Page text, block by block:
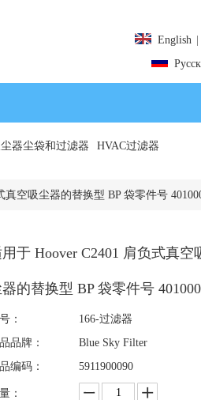
English
器尘袋和过滤器 HVAC过滤器
空吸尘器的替换型 BP 袋零件号
于 Hoover C2401 肩负式真
的替换型 BP 袋零件号
：
166-过滤器
品牌：
Blue Sky Filter
编码：
5911900090
：